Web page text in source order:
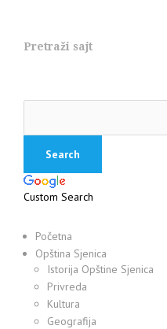
Pretraži sajt
Custom Search
Početna
Opština Sjenica
Istorija Opštine Sjenica
Privreda
Kultura
Geografija